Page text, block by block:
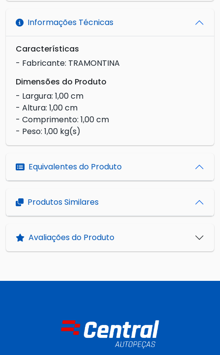
Informações Técnicas
Características
- Fabricante: TRAMONTINA
Dimensões do Produto
- Largura: 1,00 cm
- Altura: 1,00 cm
- Comprimento: 1,00 cm
- Peso: 1,00 kg(s)
Equivalentes do Produto
Produtos Similares
Avaliações do Produto